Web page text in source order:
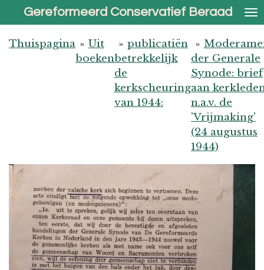
direct
naar
Gereformeerd Conservatief Beraad
Thuispagina » Uit
boeken
» publicatiën
betrekkelijk
de
kerkscheuring
van 1944:
»
der Generale
Synode: brief
aan
n.a.v. de
'Vrijmaking'
(24 augustus
1944)